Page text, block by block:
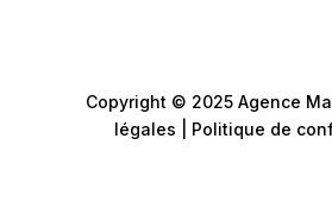
Copyright © 2025 Agence
légales
Politique de